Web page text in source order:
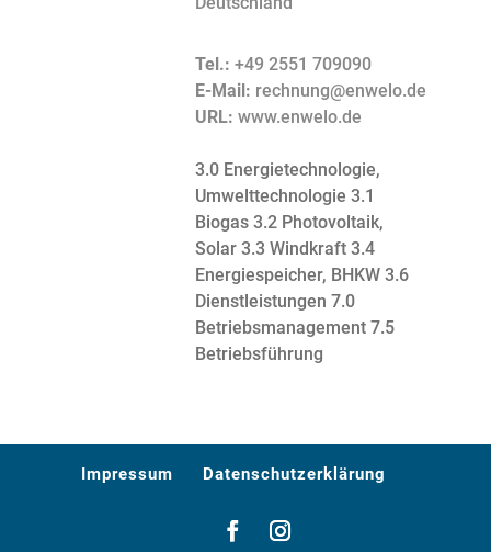
Tel.:+49 2551 709090
E-Mail: rechnung@enwelo.de
URL:www.enwelo.de
3.0 Energietechnologie,
Umwelttechnologie 3.1
Biogas 3.2 Photovoltaik,
Solar 3.3 Windkraft 3.4
Energiespeicher, BHKW 3.6
Dienstleistungen 7.0
Betriebsmanagement 7.5
Betriebsführung
Impressum Datenschutzerklärung